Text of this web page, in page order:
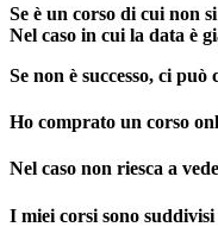
Se è un corso di cui non
Nel caso in cui la data è
Se non è successo, ci può
Ho comprato un corso
Nel caso non riesca a
I miei corsi sono